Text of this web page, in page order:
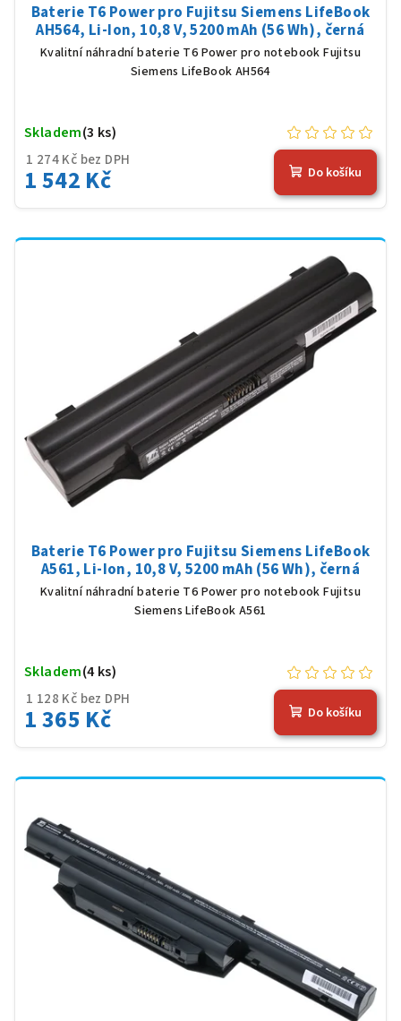
Baterie T6 Power pro Fujitsu Siemens LifeBook
AH564, Li-Ion, 10,8 V, 5200 mAh (56 Wh), černá
Kvalitní náhradní baterie T6 Power pro notebook Fujitsu
Siemens LifeBook AH564
1 274 Kč bez DPH
1 542 Kč
Skladem(3 ks)
Do košíku
Baterie T6 Power pro Fujitsu Siemens LifeBook
A561, Li-Ion, 10,8 V, 5200 mAh (56 Wh), černá
Kvalitní náhradní baterie T6 Power pro notebook Fujitsu
Siemens LifeBook A561
1 128 Kč bez DPH
1 365 Kč
Skladem(4 ks)
Do košíku